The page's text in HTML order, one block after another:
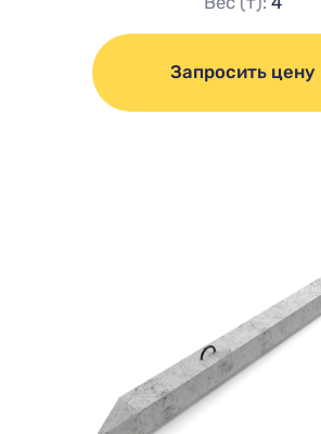
Запросить цену